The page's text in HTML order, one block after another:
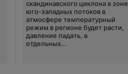
скандинавского циклона в зоне
юго-западных потоков в
атмосфере температурный
режим в регионе будет расти,
давление падать, в
отдельных...